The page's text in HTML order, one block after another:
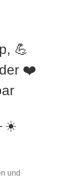
💪
❤️
☀️
und